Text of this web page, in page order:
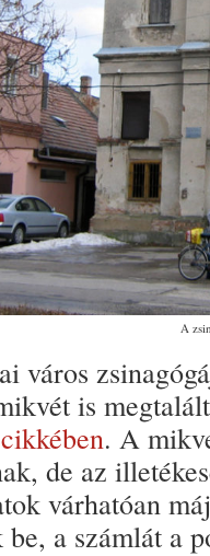
A
város
is
cikkében. A
de az
várhatóan
be, a számlát a